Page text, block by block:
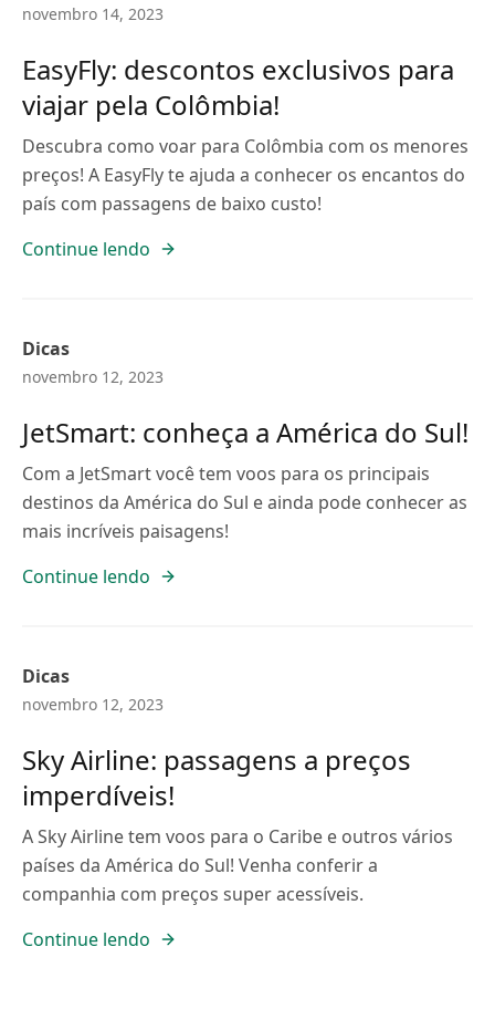
novembro 14, 2023
EasyFly: descontos exclusivos para
viajar pela Colômbia!
Descubra como voar para Colômbia com os menores
preços! A EasyFly te ajuda a conhecer os encantos do
país com passagens de baixo custo!
Continue lendo
Dicas
novembro 12, 2023
JetSmart: conheça a América do Sul!
Com a JetSmart você tem voos para os principais
destinos da América do Sul e ainda pode conhecer as
mais incríveis paisagens!
Continue lendo
Dicas
novembro 12, 2023
Sky Airline: passagens a preços
imperdíveis!
A Sky Airline tem voos para o Caribe e outros vários
países da América do Sul! Venha conferir a
companhia com preços super acessíveis.
Continue lendo